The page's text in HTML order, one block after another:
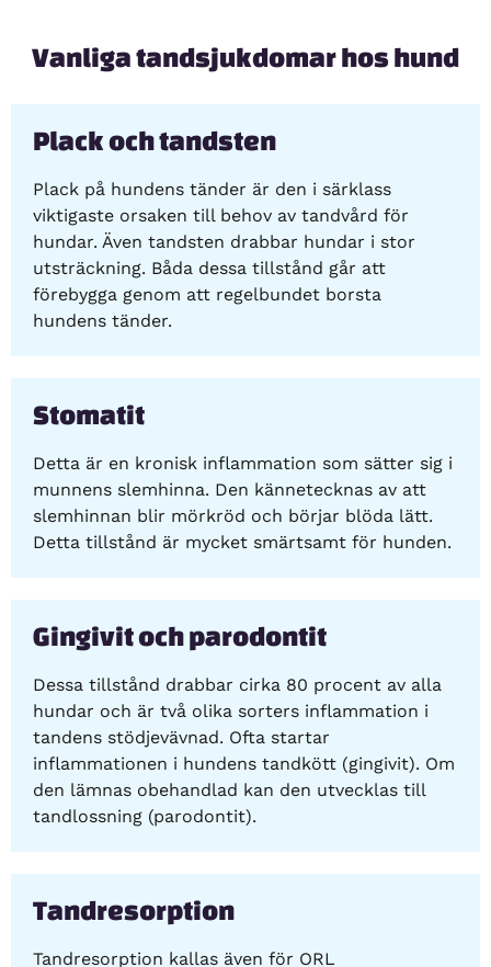
Vanliga tandsjukdomar hos hund
Plack och tandsten
Plack på hundens tänder är den i särklass
viktigaste orsaken till behov av tandvård för
hundar. Även tandsten drabbar hundar i stor
utsträckning. Båda dessa tillstånd går att
förebygga genom att regelbundet borsta
hundens tänder.
Stomatit
Detta är en kronisk inflammation som sätter sig i
munnens slemhinna. Den kännetecknas av att
slemhinnan blir mörkröd och börjar blöda lätt.
Detta tillstånd är mycket smärtsamt för hunden.
Gingivit och parodontit
Dessa tillstånd drabbar cirka 80 procent av alla
hundar och är två olika sorters inflammation i
tandens stödjevävnad. Ofta startar
inflammationen i hundens tandkött (gingivit). Om
den lämnas obehandlad kan den utvecklas till
tandlossning (parodontit).
Tandresorption
Tandresorption kallas även för ORL